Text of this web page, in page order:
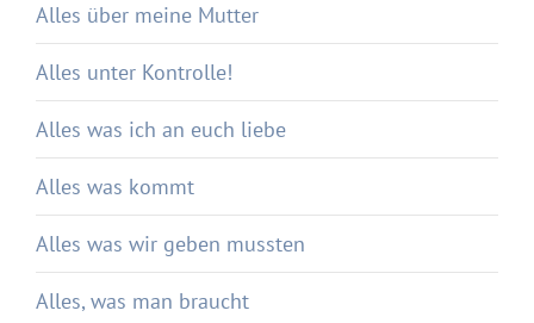
Alles über meine Mutter
Alles unter Kontrolle!
Alles was ich an euch liebe
Alles was kommt
Alles was wir geben mussten
Alles, was man braucht